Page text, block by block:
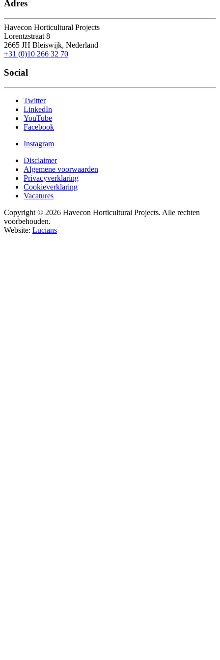
Adres
Havecon Horticultural Projects
Lorentzstraat 8
2665 JH Bleiswijk, Nederland
+31 (0)10 266 32 70
Social
Twitter
LinkedIn
YouTube
Facebook
Instagram
Disclaimer
Algemene voorwaarden
Privacyverklaring
Cookieverklaring
Vacatures
Copyright © 2026 Havecon Horticultural Projects. Alle rechten
voorbehouden.
Website: Lucians